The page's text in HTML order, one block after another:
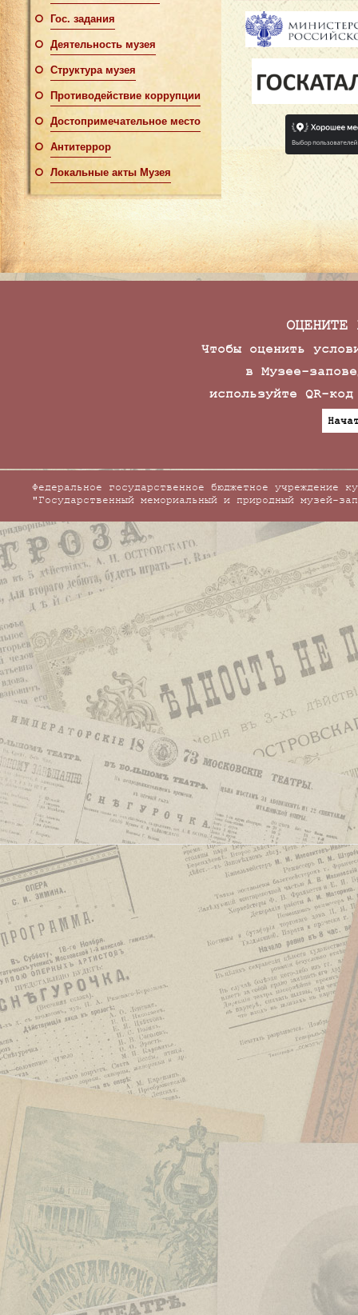
Гос. задания
Деятельность музея
Структура музея
Противодействие коррупции
Достопримечательное место
Антитеррор
Локальные акты Музея
ОЦЕНИТЕ
Чтобы оценить
в Музее-
используйте QR-
Федеральное государственное бюджетное учреждение
"Государственный мемориальный и природный музей-